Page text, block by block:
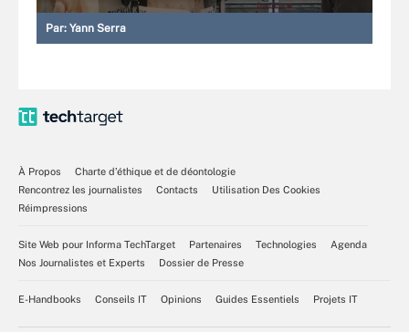
Par: Yann Serra
À Propos
Charte d’éthique et de déontologie
Rencontrez les journalistes
Contacts
Utilisation Des Cookies
Réimpressions
Site Web pour Informa TechTarget Partenaires Technologies
Agenda
Nos Journalistes et Experts
Dossier de Presse
E-Handbooks Conseils IT Opinions Guides Essentiels Projets IT